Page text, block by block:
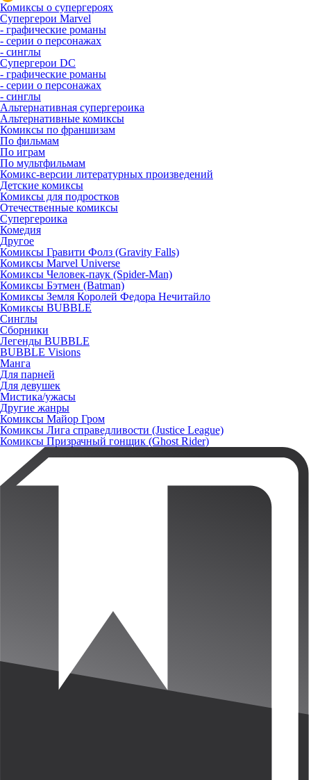
Комиксы о супергероях
Супергерои Marvel
- графические романы
- серии о персонажах
- синглы
Супергерои DC
- графические романы
- серии о персонажах
- синглы
Альтернативная супергероика
Альтернативные комиксы
Комиксы по франшизам
По фильмам
По играм
По мультфильмам
Комикс-версии литературных произведений
Детские комиксы
Комиксы для подростков
Отечественные комиксы
Супергероика
Комедия
Другое
Комиксы Гравити Фолз (Gravity Falls)
Комиксы Marvel Universe
Комиксы Человек-паук (Spider-Man)
Комиксы Бэтмен (Batman)
Комиксы Земля Королей Федора Нечитайло
Комиксы BUBBLE
Синглы
Сборники
Легенды BUBBLE
BUBBLE Visions
Манга
Для парней
Для девушек
Мистика/ужасы
Другие жанры
Комиксы Майор Гром
Комиксы Лига справедливости (Justice League)
Комиксы Призрачный гонщик (Ghost Rider)